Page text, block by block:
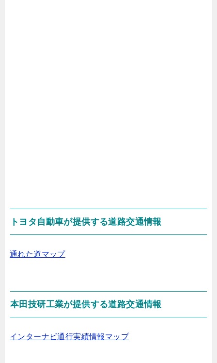
トヨタ自動車が提供する道路交通情報
通れた道マップ
本田技研工業が提供する道路交通情報
インターナビ通行実績情報マップ